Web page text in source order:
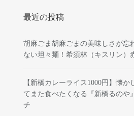
最近の投稿
胡麻ごま胡麻ごまの美味しさが忘
ない坦々麺！希須林（キスリン）
【新橋カレーライス1000円】懐か
てまた食べたくなる『新橋るのや
チ